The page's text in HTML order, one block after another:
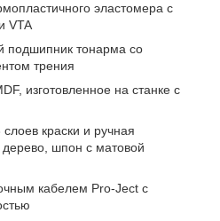
эластомера с
VTA
подшипник тонарма со
трения
изготовленное на станке с
краски и ручная
дерево, шпон с матовой
кабелем Pro-Ject с